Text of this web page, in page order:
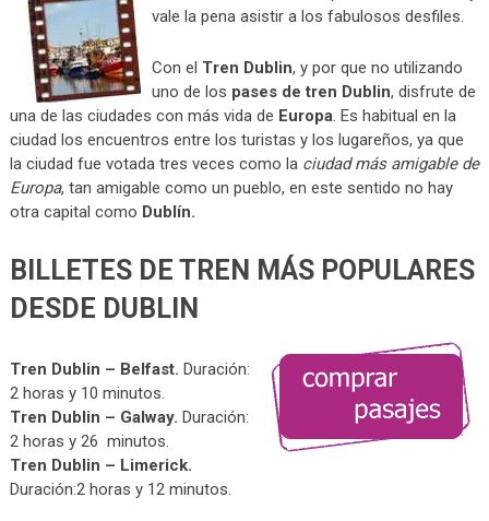
vale la pena asistir a los fabulosos desfiles.
Con el Tren Dublin, y por que no utilizando
uno de los pases de tren Dublin, disfrute de
una de las ciudades con más vida de Europa. Es habitual en la
ciudad los encuentros entre los turistas y los lugareños, ya que
la ciudad fue votada tres veces como la ciudad más amigable de
Europa, tan amigable como un pueblo, en este sentido no hay
otra capital como Dublín.
BILLETES DE TREN MÁS POPULARES
DESDE DUBLIN
Tren Dublin – Belfast. Duración:
2 horas y 10 minutos.
Tren Dublin – Galway. Duración:
2 horas y 26 minutos.
Tren Dublin – Limerick.
Duración:2 horas y 12 minutos.